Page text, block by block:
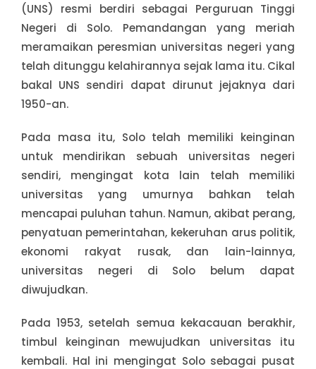
(UNS) resmi berdiri sebagai Perguruan Tinggi
Negeri di Solo. Pemandangan yang meriah
meramaikan peresmian universitas negeri yang
telah ditunggu kelahirannya sejak lama itu. Cikal
bakal UNS sendiri dapat dirunut jejaknya dari
1950-an.
Pada masa itu, Solo telah memiliki keinginan
untuk mendirikan sebuah universitas negeri
sendiri, mengingat kota lain telah memiliki
universitas yang umurnya bahkan telah
mencapai puluhan tahun. Namun, akibat perang,
penyatuan pemerintahan, kekeruhan arus politik,
ekonomi rakyat rusak, dan lain-lainnya,
universitas negeri di Solo belum dapat
diwujudkan.
Pada 1953, setelah semua kekacauan berakhir,
timbul keinginan mewujudkan universitas itu
kembali. Hal ini mengingat Solo sebagai pusat